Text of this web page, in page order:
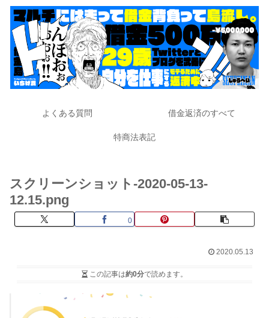
よくある質問 借金返済のすべて
特商法表記
スクリーンショット-2020-05-13-
12.15.png
0
2020.05.13
この記事は約0分で読めます。